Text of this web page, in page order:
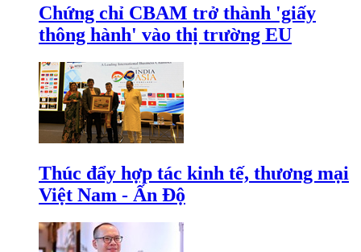
Chứng chỉ CBAM trở thành 'giấy
thông hành' vào thị trường EU
Thúc đẩy hợp tác kinh tế, thương mại
Việt Nam - Ấn Độ